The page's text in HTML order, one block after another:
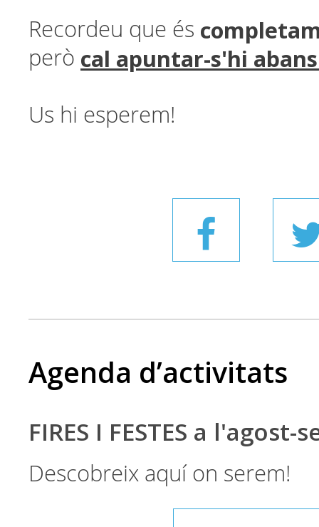
Recordeu que és
però cal apuntar-s'hi
Us hi esperem!
Agenda d’activitats
FIRES I FESTES a l'agost-
Descobreix aquí on serem!